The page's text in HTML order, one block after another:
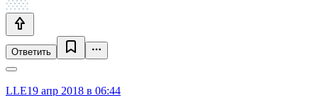
Ответить
LLE19 апр 2018 в 06:44